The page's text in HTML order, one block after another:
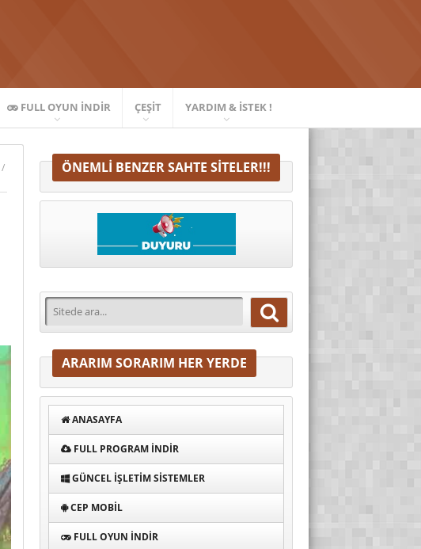
FULL OYUN İNDIR ÇEŞIT YARDIM & İSTEK !
/
ÖNEMLI BENZER SAHTE SITELER!!!
ARARIM SORARIM HER YERDE
ANASAYFA
FULL PROGRAM INDIR
GÜNCEL İŞLETIM SISTEMLER
CEP MOBIL
FULL OYUN İNDIR